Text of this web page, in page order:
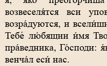
возвеселя́тся вси
возра́дуются, и
Тебе́ лю́бящии и́мя
пра́ведника, Го́споди:
венча́л еси́ нас.